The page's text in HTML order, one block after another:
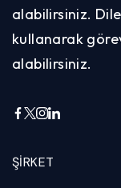
alabilirsiniz.
kullanarak
alabilirsiniz.
ŞIRKET